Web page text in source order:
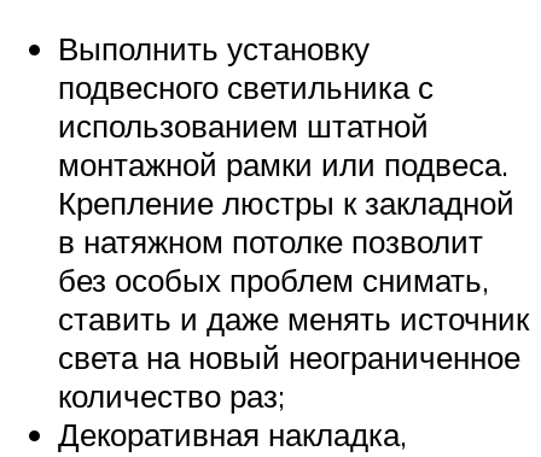
Выполнить установку
подвесного светильника с
использованием штатной
монтажной рамки или подвеса.
Крепление люстры к закладной
в натяжном потолке позволит
без особых проблем снимать,
ставить и даже менять источник
света на новый неограниченное
количество раз;
Декоративная накладка,